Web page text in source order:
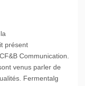
présent
Communication.
venus parler de
Fermentalg